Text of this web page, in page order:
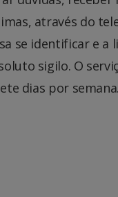
através do
se identificar e a
sigilo. O
dias por semana.